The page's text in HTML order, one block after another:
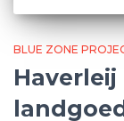
BLUE ZONE